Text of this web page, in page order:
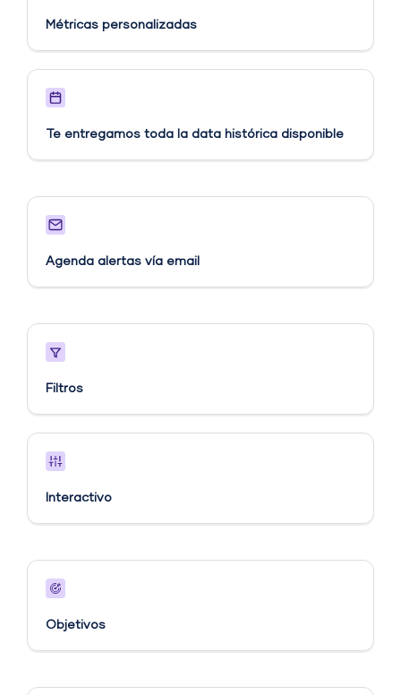
Métricas personalizadas​
Te entregamos toda la data histórica disponible
Agenda alertas vía email​
Filtros
Interactivo
Objetivos​